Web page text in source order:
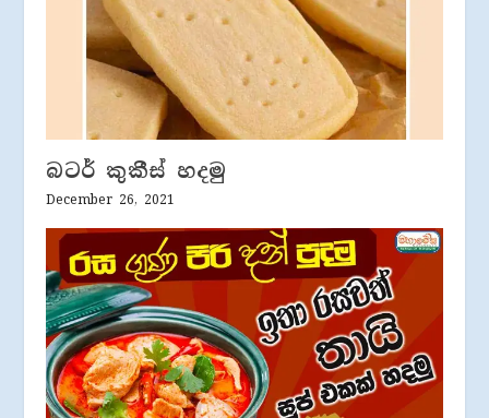
බටර් කුකීස් හදමු
December 26, 2021